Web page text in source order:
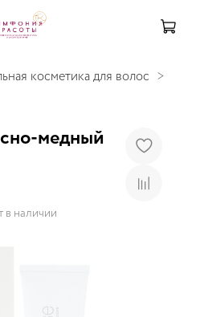
косметика для волос
медный
в наличии